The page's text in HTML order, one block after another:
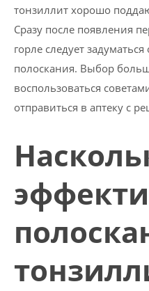
тонзиллит хорошо
Сразу после появления
горле следует
полоскания. Выбор
воспользоваться
отправиться в аптеку с